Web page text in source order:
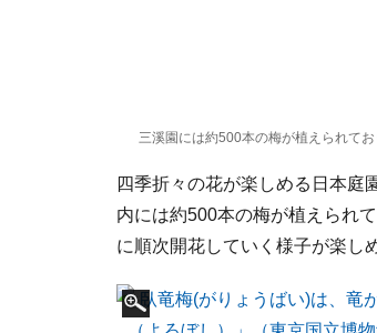
三溪園には約500本の梅が植えられて
四季折々の花が楽しめる日本庭
内には約500本の梅が植えられ
に順次開花していく様子が楽し